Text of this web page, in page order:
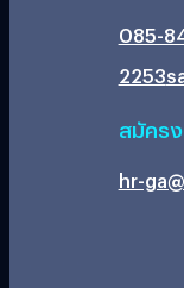
085-
2253
สมัคร
hr-